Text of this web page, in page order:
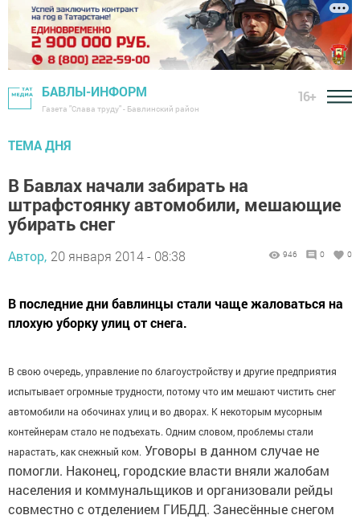
БАВЛЫ-ИНФОРМ
Газета "Слава труду" - Бавлинский район
16+
ТЕМА ДНЯ
В Бавлах начали забирать на
штрафстоянку автомобили, мешающие
убирать снег
Автор, 20 января 2014 - 08:38 946 0 0
В последние дни бавлинцы стали чаще жаловаться на
плохую уборку улиц от снега.
В свою очередь, управление по благоустройству и другие предприятия
испытывает огромные трудности, потому что им мешают чистить снег
автомобили на обочинах улиц и во дворах. К некоторым мусорным
контейнерам стало не подъехать. Одним словом, проблемы стали
нарастать, как снежный ком. Уговоры в данном случае не
помогли. Наконец, городские власти вняли жалобам
населения и коммунальщиков и организовали рейды
совместно с отделением ГИБДД. Занесённые снегом